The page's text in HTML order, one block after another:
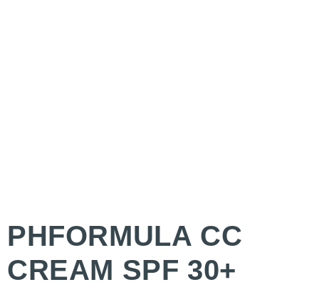
PHFORMULA CC
CREAM SPF 30+